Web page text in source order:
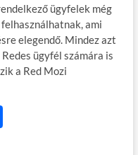
ügyfelek még
ami
elegendő. Mindez azt
ügyfél számára is
a Red Mozi
O